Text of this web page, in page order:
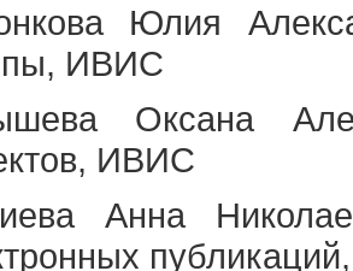
Юлия
ИВИС
Оксана
ИВИС
Анна